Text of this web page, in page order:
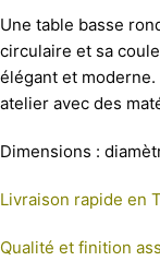
Une table basse
circulaire et sa
élégant et
atelier avec des
Dimensions :
Livraison rapide en
Qualité et finition